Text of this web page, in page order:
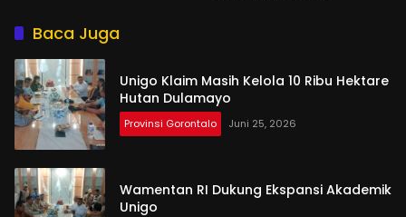
Baca Juga
Unigo Klaim Masih Kelola 10 Ribu Hektare
Hutan Dulamayo
Provinsi Gorontalo Juni 25, 2026
Wamentan RI Dukung Ekspansi Akademik
Unigo